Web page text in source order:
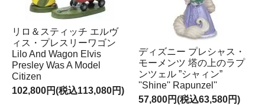
リロ＆スティッチ エルヴ
ィス・プレスリーワゴン
Lilo And Wagon Elvis
Presley Was A Model
Citizen
102,800円(税込113,080円)
ディズニー プレシャス・
モーメンツ 塔の上のラプ
ンツェル ”シャィン”
''Shine'' Rapunzel''
57,800円(税込63,580円)